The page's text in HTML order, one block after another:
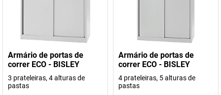
Armário de portas de
correr ECO - BISLEY
3 prateleiras, 4 alturas de
pastas
Armário de portas de
correr ECO - BISLEY
4 prateleiras, 5 alturas de
pastas